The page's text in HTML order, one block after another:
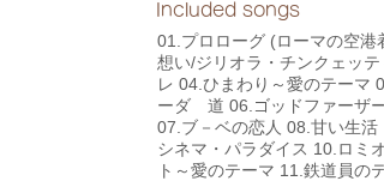
Included songs
01.プロローグ (ローマの空港
想い/ジリオラ・チンクェッテ
レ 04.ひまわり～愛のテーマ
ーダ 道 06.ゴッドファーザー
07.ブ－ベの恋人 08.甘い生
シネマ・パラダイス 10.ロミ
ト～愛のテーマ 11.鉄道員の